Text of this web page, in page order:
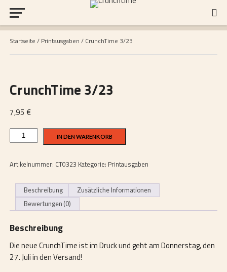
Startseite / Printausgaben / CrunchTime 3/23
CrunchTime 3/23
7,95 €
CrunchTime
3/23 IN DEN WARENKORB
Artikelnummer: CT0323 Kategorie: Printausgaben
Beschreibung
Zusätzliche Informationen
Bewertungen (0)
Beschreibung
Die neue CrunchTime ist im Druck und geht am Donnerstag, den
27. Juli in den Versand!